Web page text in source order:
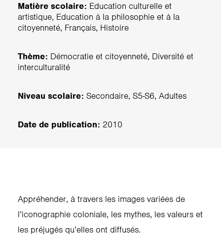
Matière scolaire: Education culturelle et
artistique, Education à la philosophie et à la
citoyenneté, Français, Histoire
Thème: Démocratie et citoyenneté, Diversité et
interculturalité
Niveau scolaire: Secondaire, S5-S6, Adultes
Date de publication: 2010
Appréhender, à travers les images variées de
l’iconographie coloniale, les mythes, les valeurs et
les préjugés qu’elles ont diffusés.